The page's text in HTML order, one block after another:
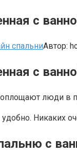
с
спальниАвтор:
с
люди в
удобно. Никаких
с